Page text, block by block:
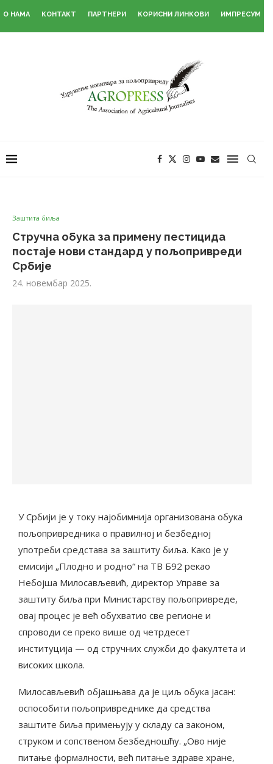
О НАМА КОНТАКТ ПАРТНЕРИ КОРИСНИ ЛИНКОВИ ИМПРЕСУМ
Заштита биља
Стручна обука за примену пестицида
постаје нови стандард у пољопривреди
Србије
24. новембар 2025.
У Србији је у току најобимнија организована обука
пољопривредника о правилној и безбедној
употреби средстава за заштиту биља. Како је у
емисији „Плодно и родно“ на ТВ Б92 рекао
Небојша Милосављевић, директор Управе за
заштиту биља при Министарству пољопривреде,
овај процес је већ обухватио све регионе и
спроводи се преко више од четрдесет
институција — од стручних служби до факултета и
високих школа.
Милосављевић објашњава да је циљ обука јасан:
оспособити пољопривреднике да средства
заштите биља примењују у складу са законом,
струком и сопственом безбедношћу. „Ово није
питање формалности, већ питање здраве хране,